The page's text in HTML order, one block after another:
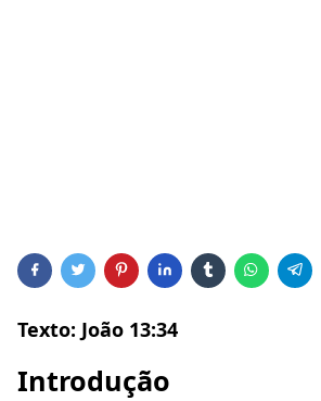
Texto: João 13:34
Introdução